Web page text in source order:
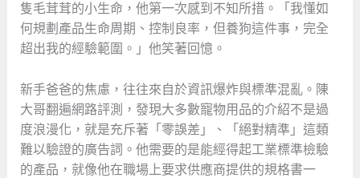
隻毛茸茸的小生命，他第一次感到不知所措。「我懂如
何規劃產品生命周期、控制良率，但養狗這件事，完全
超出我的經驗範圍。」他笑著回憶。
新手爸爸的焦慮，往往來自於資訊爆炸與標準混亂。陳
大哥翻遍網路評測，發現大多數寵物用品的介紹不是過
度浪漫化，就是充斥著「零誤差」、「絕對精準」這類
難以驗證的廣告詞。他需要的是能經得起工業標準檢驗
的產品，就像他在職場上要求供應商提供的規格書一